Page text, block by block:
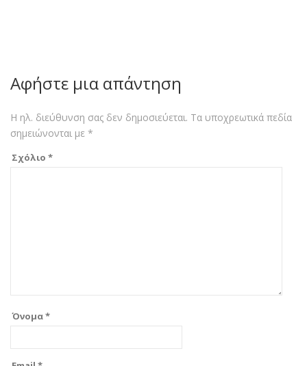
Αφήστε μια απάντηση
Η ηλ. διεύθυνση σας δεν δημοσιεύεται. Τα υποχρεωτικά πεδία
σημειώνονται με *
Σχόλιο *
Όνομα*